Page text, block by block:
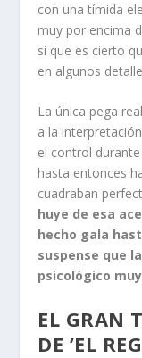
con una tímida
muy por encima
sí que es cierto
en algunos
La única pega
a la
el control
hasta entonces
cuadraban
huye de esa
hecho gala
suspense que
psicológico
EL GRAN
DE ’EL